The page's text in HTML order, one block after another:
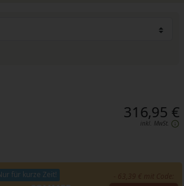
316,95 €
inkl. MwSt.
für kurze Zeit!